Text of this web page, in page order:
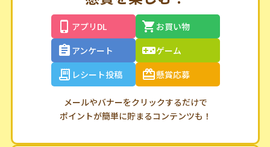
ポイントが貯まる！
懸賞を楽しむ！
アプリDL
お買い物
アンケート
ゲーム
レシート投稿
懸賞応募
メールやバナーをクリックするだけで